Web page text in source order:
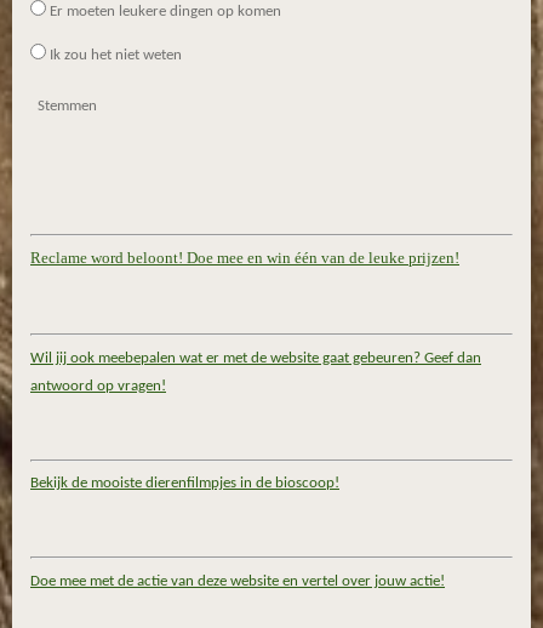
Er moeten leukere dingen op komen
Ik zou het niet weten
Stemmen
Reclame word beloont! Doe mee en win één van de leuke prijzen!
Wil jij ook meebepalen wat er met de website gaat gebeuren? Geef dan
antwoord op vragen!
Bekijk de mooiste dierenfilmpjes in de bioscoop!
Doe mee met de actie van deze website en vertel over jouw actie!